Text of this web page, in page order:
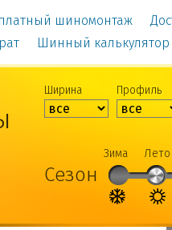
шиномонтаж
Шинный калькулятор
Ширина Профиль
Сезон
Зима Лето